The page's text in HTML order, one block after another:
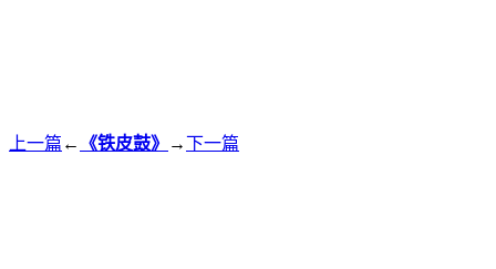
上一篇 ← 《铁皮鼓》 →下一篇